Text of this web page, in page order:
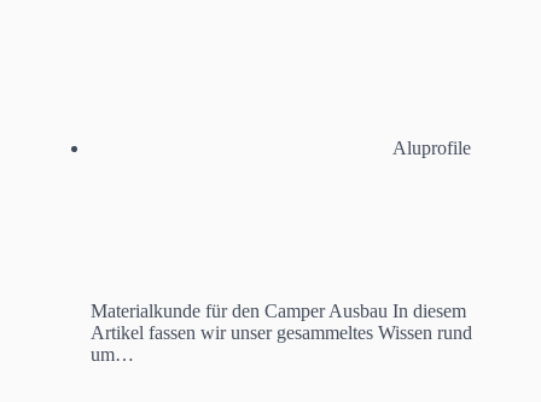
Aluprofile
Materialkunde für den Camper Ausbau In diesem
Artikel fassen wir unser gesammeltes Wissen rund
um…